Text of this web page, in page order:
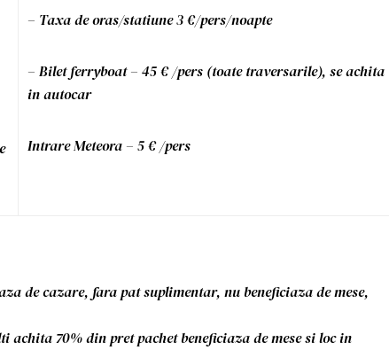
– Taxa de oras/statiune 3 €/pers/noapte
– Bilet ferryboat – 45 € /pers (toate traversarile), se achita
in autocar
Intrare Meteora – 5 € /pers
de cazare, fara pat suplimentar, nu beneficiaza de mese,
70% din pret pachet beneficiaza de mese si loc in